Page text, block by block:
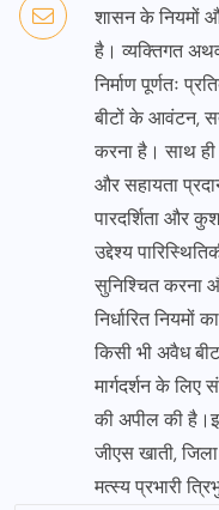
शासन के नियमों
है। व्यक्तिगत
निर्माण पूर्णतः
बीटों के आवंटन,
करना है। साथ
और सहायता
पारदर्शिता और
उद्देश्य
सुनिश्चित करना
निर्धारित
किसी भी अवैध
मार्गदर्शन के
की अपील की
जीएस खाती,
मत्स्य प्रभारी